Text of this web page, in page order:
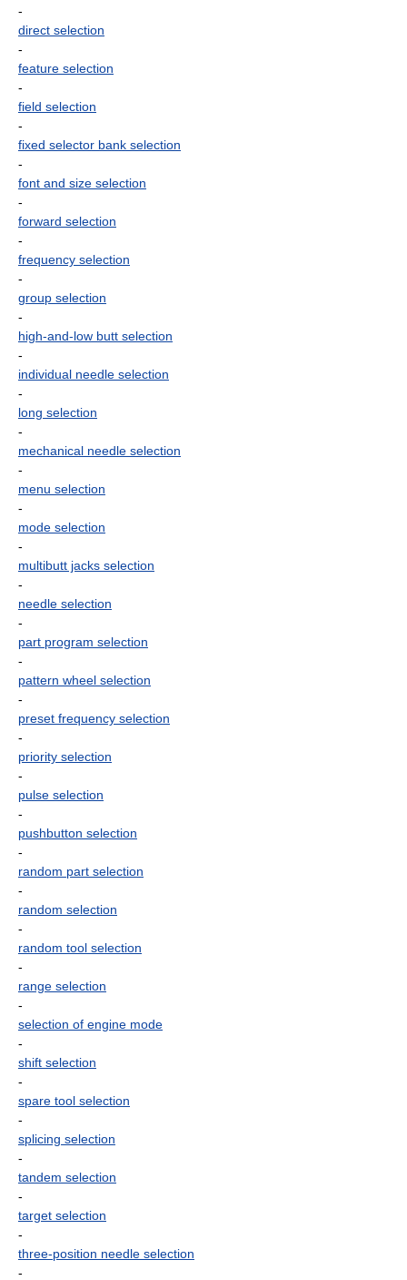
-
direct selection
-
feature selection
-
field selection
-
fixed selector bank selection
-
font and size selection
-
forward selection
-
frequency selection
-
group selection
-
high-and-low butt selection
-
individual needle selection
-
long selection
-
mechanical needle selection
-
menu selection
-
mode selection
-
multibutt jacks selection
-
needle selection
-
part program selection
-
pattern wheel selection
-
preset frequency selection
-
priority selection
-
pulse selection
-
pushbutton selection
-
random part selection
-
random selection
-
random tool selection
-
range selection
-
selection of engine mode
-
shift selection
-
spare tool selection
-
splicing selection
-
tandem selection
-
target selection
-
three-position needle selection
-